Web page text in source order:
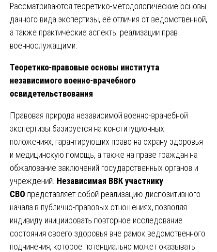
Рассматриваются теоретико-методологические основы
данного вида экспертизы, её отличия от ведомственной,
а также практические аспекты реализации прав
военнослужащими.
Теоретико-правовые основы института
независимого военно-врачебного
освидетельствования
Правовая природа независимой военно-врачебной
экспертизы базируется на конституционных
положениях, гарантирующих право на охрану здоровья
и медицинскую помощь, а также на праве граждан на
обжалование заключений государственных органов и
учреждений. Независимая ВВК участнику
СВО представляет собой реализацию диспозитивного
начала в публично-правовых отношениях, позволяя
индивиду инициировать повторное исследование
состояния своего здоровья вне рамок ведомственного
подчинения, которое потенциально может оказывать